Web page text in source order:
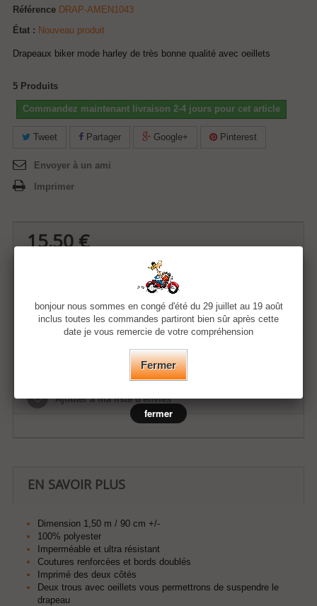
Référence DRAP-AMEN1043
État : Nouveau produit
Drapeaux biker mode harley de très bonne qualité avec oeillets
5 Produits
Commandez maintenant livraison 2-4 jours pour cet article
Tweet Partager Google+ Pinterest
Envoyer à un ami
Imprimer
15,50 €
Ajouter à ma liste d'envies
EN SAVOIR PLUS
Dimension 1,50 m / 90 cm +/-
100% polyester
Imperméable et ultra résistant
Coutures renforcées et bords doublés
Imprimé des deux côtés
Deux trous avec oeillets vous permettrons de suspendre le
drapeau
bonjour nous sommes en congé d'été du 29 juillet au 19 août
inclus toutes les commandes partiront bien sûr après cette
date je vous remercie de votre compréhension
Fermer
fermer